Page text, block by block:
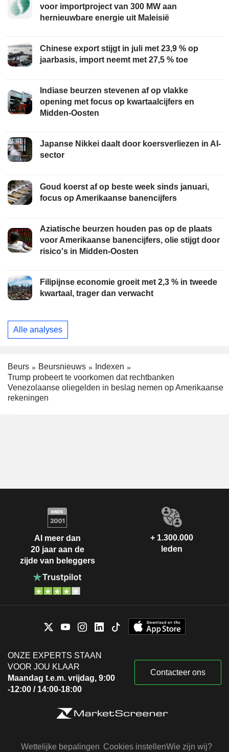
voor importproject van 300 MW aan
hernieuwbare energie uit Maleisië
Chinese export stijgt in juli met 23,9 % op
jaarbasis, import neemt met 27,5 % toe
Indiase beurzen stevenen af op vlakke
opening met focus op kwartaalcijfers en
Midden-Oosten
Japanse Nikkei daalt door koersverliezen in AI-
sector
Goud koerst af op beste week sinds januari,
focus op Amerikaanse banencijfers
Aziatische beurzen houden pas op de plaats
voor Amerikaanse banencijfers, olie stijgt door
risico's in Midden-Oosten
Filipijnse economie groeit met 2,3 % in tweede
kwartaal, trager dan verwacht
Alle analyses
Beurs Beursnieuws
Indexen
Trump probeert te voorkomen dat rechtbanken
Venezolaanse oliegelden in beslag nemen op Amerikaanse
rekeningen
Al meer dan
20 jaar aan de
zijde van beleggers
+ 1.300.000
leden
ONZE EXPERTS STAAN
VOOR JOU KLAAR
Maandag t.e.m. vrijdag, 9:00
-12:00 / 14:00-18:00
Contacteer ons
Wettelijke bepalingen Cookies instellenWie zijn wij?